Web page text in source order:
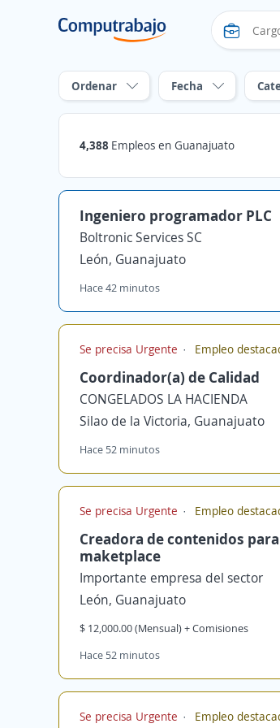
Ordenar Fecha
4,388 Empleos en Guanajuato
Ingeniero programador PLC
Boltronic Services SC
León, Guanajuato
Hace 42 minutos
Se precisa Urgente Empleo
Coordinador(a) de Calidad
CONGELADOS LA HACIENDA
Silao de la Victoria, Guanajuato
Hace 52 minutos
Se precisa Urgente Empleo
Creadora de contenidos
maketplace
Importante empresa del sector
León, Guanajuato
$ 12,000.00 (Mensual) + Comisiones
Hace 52 minutos
Se precisa Urgente Empleo